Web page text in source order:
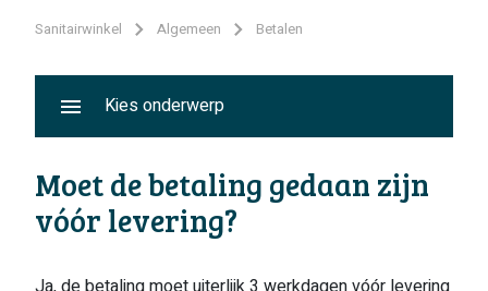
Sanitairwinkel Algemeen Betalen
Kies onderwerp
Moet de betaling gedaan zijn
vóór levering?